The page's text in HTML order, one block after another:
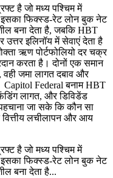
है जो मध्य पश्चिम में
इसका फिक्स्ड-रेट लोन बुक नेट
बना देता है, जबकि HBT
इलिनॉय में सेवाएं देता है
ऋण पोर्टफोलियो दर चक्र
करता है। दोनों एक समान
वही जमा लागत दबाव और
Capitol Federal बनाम HBT
लागत, और डिविडेंड
जा सके कि कौन सा
वित्तीय लचीलापन और आय
है जो मध्य पश्चिम में
इसका फिक्स्ड-रेट लोन बुक नेट
बना देता है...